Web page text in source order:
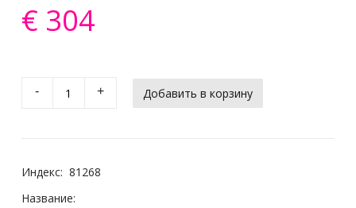
€ 304
- +
Индекс: 81268
Название: